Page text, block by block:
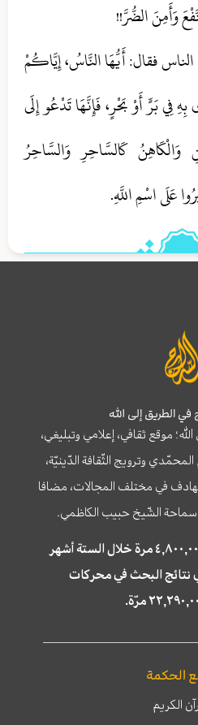
وَأَمِنَ الضُّرَّ!!
فقال‏: أَيُّهَا النَّاسُ، إِيَّاكُمْ
فِي بَرٍّ أَوْ بَحْرٍ، فَإِنَّهَا تَدْعُو إِلَى
وَالْكَاهِنُ كَالسَّاحِرِ وَالسَّاحِرُ
عَلَى اسْمِ اللَّهِ‏.
الطريق إلى الله
موقع ثقافي، إعلامي وتبليغي،
وترويج الثّقافة الدّينيّة،
في مختلف المجالات، مضافا
الشّيخ حبيب الكاظمي.
تمّت زيارة موقع سراج ٤,٨٠٠,٠٠٠ مرة خلال الستة أشهر
نتائج البحث في محركات
الحكمة
الكريم